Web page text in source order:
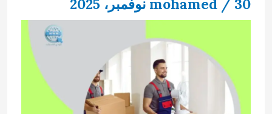
mohamed / 30 نوفمبر، 2025